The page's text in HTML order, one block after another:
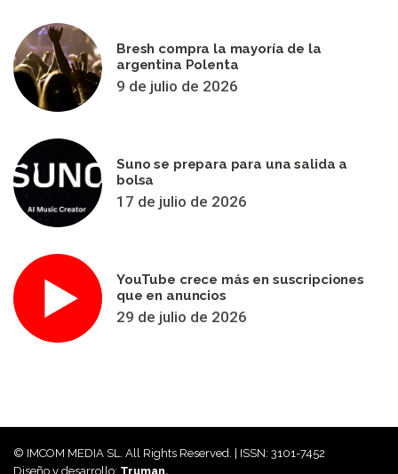
Bresh compra la mayoría de la
argentina Polenta
9 de julio de 2026
Suno se prepara para una salida a
bolsa
17 de julio de 2026
YouTube crece más en suscripciones
que en anuncios
29 de julio de 2026
© IMCOM MEDIA SL. All Rights Reserved. | ISSN: 3101-7452
Diseño y desarrollo: Truman.